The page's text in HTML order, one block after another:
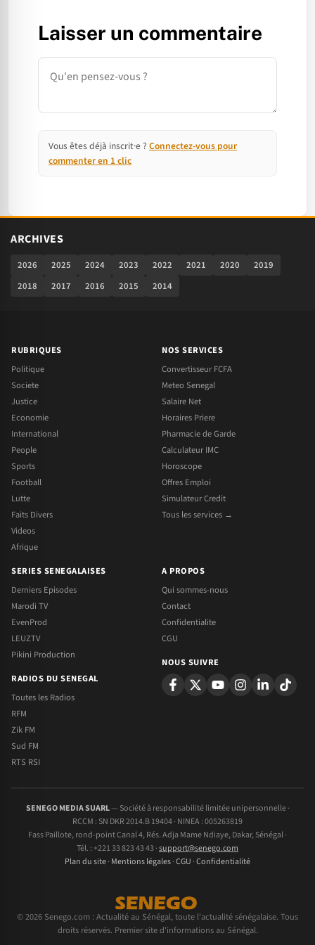
Laisser un commentaire
Commentaire
Vous êtes déjà inscrit·e ? Connectez-vous pour
commenter en 1 clic
ARCHIVES
2026 2025 2024 2023 2022 2021 2020
2019
2018
2017 2016 2015 2014
RUBRIQUES
Politique
Societe
Justice
Economie
International
People
Sports
Football
Lutte
Faits Divers
Videos
Afrique
NOS SERVICES
Convertisseur FCFA
Meteo Senegal
Salaire Net
Horaires Priere
Pharmacie de Garde
Calculateur IMC
Horoscope
Offres Emploi
Simulateur Credit
Tous les services →
SERIES SENEGALAISES
Derniers Episodes
Marodi TV
EvenProd
LEUZTV
Pikini Production
RADIOS DU SENEGAL
Toutes les Radios
RFM
Zik FM
Sud FM
RTS RSI
A PROPOS
Qui sommes-nous
Contact
Confidentialite
CGU
NOUS SUIVRE
SENEGO MEDIA SUARL— Société à responsabilité limitée unipersonnelle ·
RCCM : SN DKR 2014.B 19404 · NINEA : 005263819
Fass Paillote, rond-point Canal 4, Rés. Adja Mame Ndiaye, Dakar, Sénégal ·
Tél. : +221 33 823 43 43 ·support@senego.com
Plan du site· Mentions légales·CGU ·Confidentialité
© 2026 Senego.com : Actualité au Sénégal, toute l'actualité sénégalaise. Tous
droits réservés. Premier site d'informations au Sénégal.